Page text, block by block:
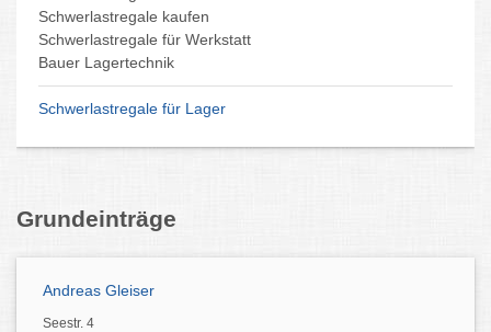
Schwerlastregale kaufen
Schwerlastregale für Werkstatt
Bauer Lagertechnik
Schwerlastregale für Lager
Grundeinträge
Andreas Gleiser
Seestr. 4